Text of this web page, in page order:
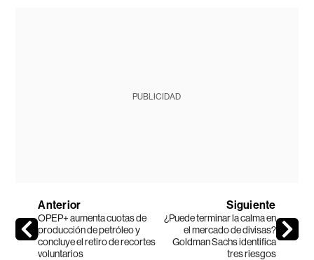
PUBLICIDAD
Anterior
OPEP+ aumenta cuotas de
producción de petróleo y
concluye el retiro de recortes
voluntarios
Siguiente
¿Puede terminar la calma en
el mercado de divisas?
Goldman Sachs identifica
tres riesgos